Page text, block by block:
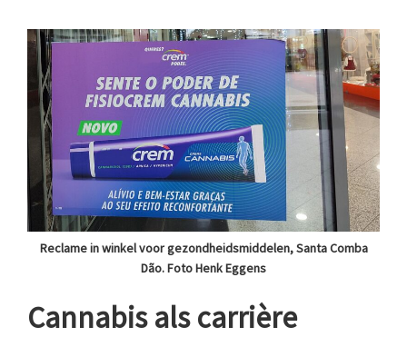
Reclame in winkel voor gezondheidsmiddelen, Santa Comba
Dão. Foto Henk Eggens
Cannabis als carrière